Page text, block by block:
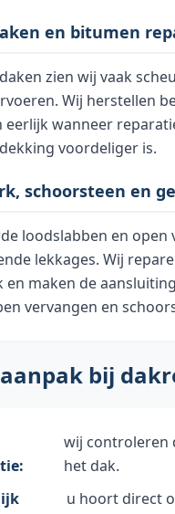
en bitumen
zien wij vaak
Wij herstellen
eerlijk wanneer
voordeliger is.
schoorsteen en
loodslabben en
lekkages. Wij
en maken de
vervangen en
bij
wij controleren
het dak.
u hoort direct